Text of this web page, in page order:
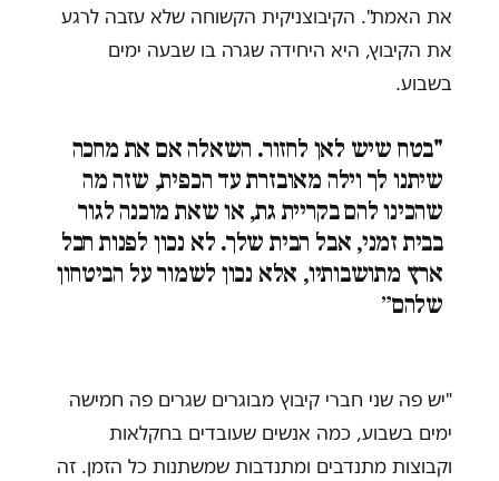
את האמת". הקיבוצניקית הקשוחה שלא עזבה לרגע
את הקיבוץ, היא היחידה שגרה בו שבעה ימים
בשבוע.
"בטח שיש לאן לחזור. השאלה אם את מחכה
שיתנו לך וילה מאובזרת עד הכפית, שזה מה
שהכינו להם בקריית גת, או שאת מוכנה לגור
בבית זמני, אבל הבית שלך. לא נכון לפנות חבל
ארץ מתושבותיו, אלא נכון לשמור על הביטחון
שלהם״
"יש פה שני חברי קיבוץ מבוגרים שגרים פה חמישה
ימים בשבוע, כמה אנשים שעובדים בחקלאות
וקבוצות מתנדבים ומתנדבות שמשתנות כל הזמן. זה